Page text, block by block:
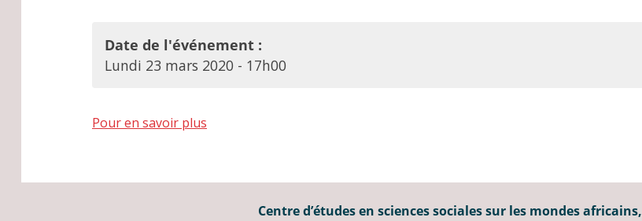
Date de l'événement :
Lundi 23 mars 2020 - 17h00
Pour en savoir plus
Centre d’études en sciences sociales sur les mondes